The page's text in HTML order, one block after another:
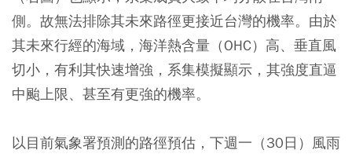
側。故無法排除其未來路徑更接近台灣的機率。由於
其未來行經的海域，海洋熱含量（OHC）高、垂直風
切小，有利其快速增強，系集模擬顯示，其強度直逼
中颱上限、甚至有更強的機率。
以目前氣象署預測的路徑預估，下週一（30日）風雨